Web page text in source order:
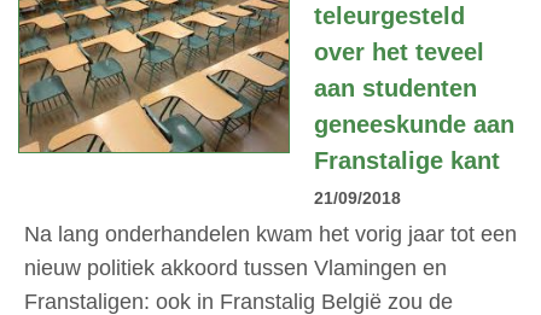
teleurgesteld
over het teveel
aan studenten
geneeskunde aan
Franstalige kant
21/09/2018
Na lang onderhandelen kwam het vorig jaar tot een
nieuw politiek akkoord tussen Vlamingen en
Franstaligen: ook in Franstalig België zou de